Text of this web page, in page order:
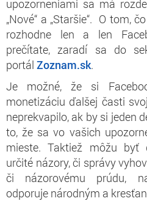
upozorneniami sa má
„Nové“ a „Staršie“. O tom,
rozhodne len a len
prečítate, zaradí sa do
portál Zoznam.sk.
Je možné, že si
monetizáciu ďalšej časti
neprekvapilo, ak by si jeden
to, že sa vo vašich
mieste. Taktiež môžu byť
určité názory, či správy
či názorovému prúdu,
odporuje národným a